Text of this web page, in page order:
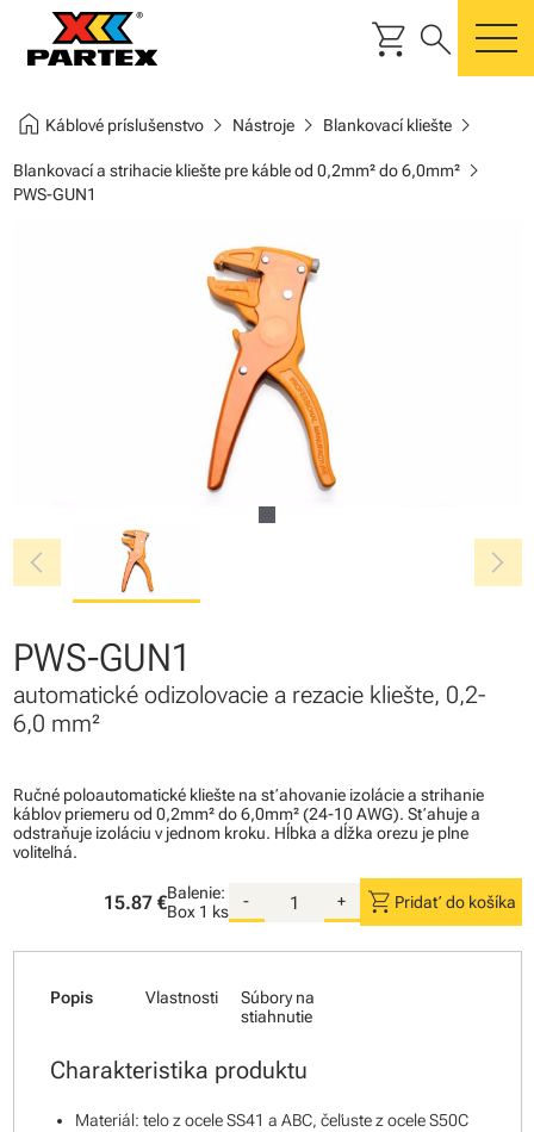
shopping_cart search
home Káblové príslušenstvochevron_right Nástrojechevron_right Blankovací klieštechevron_right
Blankovací a strihacie kliešte pre káble od 0,2mm² do 6,0mm²chevron_right
PWS-GUN1
chevron_left chevron_right
PWS-GUN1
automatické odizolovacie a rezacie kliešte, 0,2-
6,0 mm²
Ručné poloautomatické kliešte na sťahovanie izolácie a strihanie
káblov priemeru od 0,2mm² do 6,0mm² (24-10 AWG). Sťahuje a
odstraňuje izoláciu v jednom kroku. Hĺbka a dĺžka orezu je plne
voliteľná.
15.87 €Balenie:
Box 1 ks
- + shopping_cart Pridať do košíka
Popis Vlastnosti
Súbory na
stiahnutie
Charakteristika produktu
Materiál: telo z ocele SS41 a ABC, čeľuste z ocele S50C